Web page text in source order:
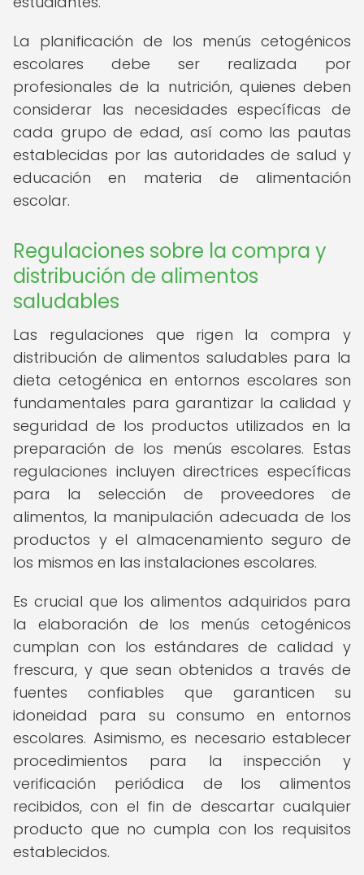
La planificación de los menús cetogénicos
escolares debe ser realizada por
profesionales de la nutrición, quienes deben
considerar las necesidades específicas de
cada grupo de edad, así como las pautas
establecidas por las autoridades de salud y
educación en materia de alimentación
escolar.
Regulaciones sobre la compra y
distribución de alimentos
saludables
Las regulaciones que rigen la compra y
distribución de alimentos saludables para la
dieta cetogénica en entornos escolares son
fundamentales para garantizar la calidad y
seguridad de los productos utilizados en la
preparación de los menús escolares. Estas
regulaciones incluyen directrices específicas
para la selección de proveedores de
alimentos, la manipulación adecuada de los
productos y el almacenamiento seguro de
los mismos en las instalaciones escolares.
Es crucial que los alimentos adquiridos para
la elaboración de los menús cetogénicos
cumplan con los estándares de calidad y
frescura, y que sean obtenidos a través de
fuentes confiables que garanticen su
idoneidad para su consumo en entornos
escolares. Asimismo, es necesario establecer
procedimientos para la inspección y
verificación periódica de los alimentos
recibidos, con el fin de descartar cualquier
producto que no cumpla con los requisitos
establecidos.